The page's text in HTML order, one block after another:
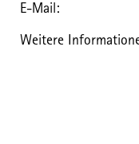
E-Mail:
Weitere